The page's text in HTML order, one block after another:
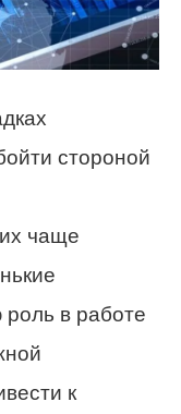
стороной
чаще
в работе
к